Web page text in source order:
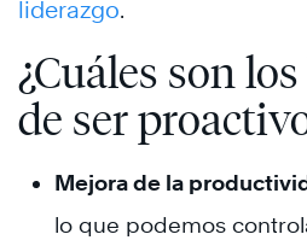
liderazgo. ​
¿Cuáles son
de ser
Mejora de la
lo que podemos